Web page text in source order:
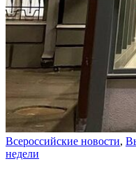
Всероссийские новости,
недели